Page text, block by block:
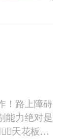
！路上障碍
能力绝对是
天花板智